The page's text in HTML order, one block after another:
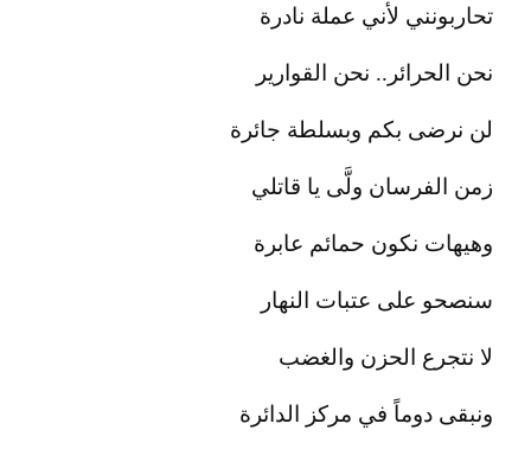
تحاربونني لأني عملة نادرة
نحن الحرائر.. نحن القوارير
لن نرضى بكم وبسلطة جائرة
زمن الفرسان ولَّى يا قاتلي
وهيهات نكون حمائم عابرة
سنصحو على عتبات النهار
لا نتجرع الحزن والغضب
ونبقى دوماً في مركز الدائرة